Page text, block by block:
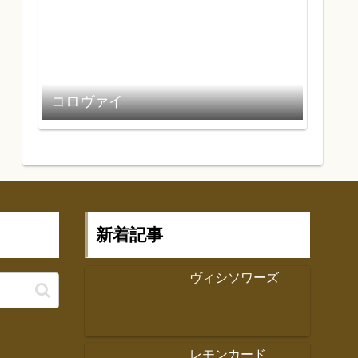
コロヴァイ
新着記事
ヴィシソワーズ
レモンカード